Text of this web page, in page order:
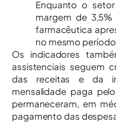
Enquanto o
margem de
farmacêutica
no mesmo
Os indicadores
assistenciais seguem
das receitas e da
mensalidade paga
permaneceram, em
pagamento das